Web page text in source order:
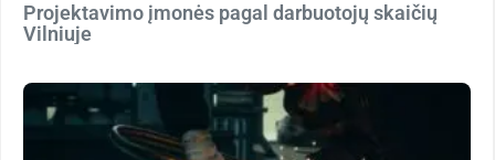
Projektavimo įmonės pagal darbuotojų skaičių
Vilniuje